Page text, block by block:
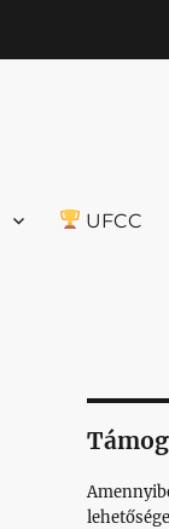
UFCC